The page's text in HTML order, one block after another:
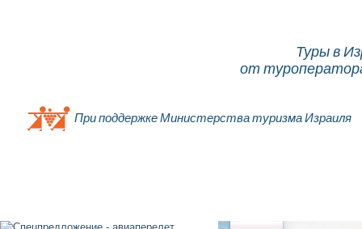
При поддержке Министерства туризма Израиля
Туры в
от